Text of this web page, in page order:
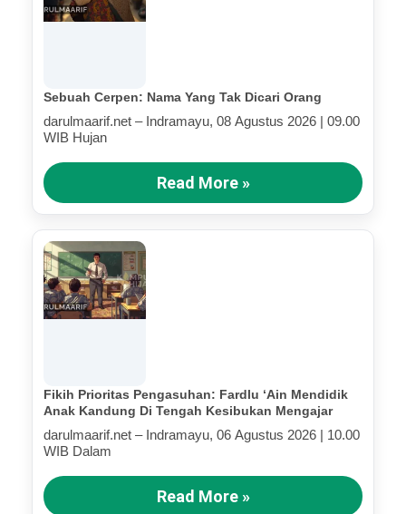
Sebuah Cerpen: Nama Yang Tak Dicari Orang
darulmaarif.net – Indramayu, 08 Agustus 2026 | 09.00
WIB Hujan
Read More »
Fikih Prioritas Pengasuhan: Fardlu ‘Ain Mendidik
Anak Kandung Di Tengah Kesibukan Mengajar
darulmaarif.net – Indramayu, 06 Agustus 2026 | 10.00
WIB Dalam
Read More »